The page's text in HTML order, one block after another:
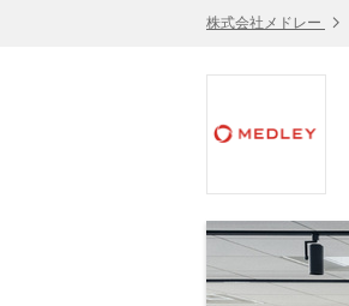
株式会社メドレー